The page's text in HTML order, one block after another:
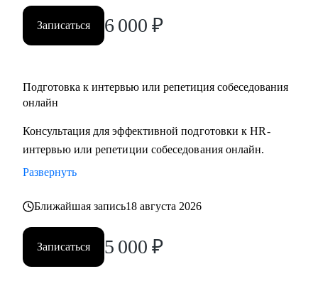
вами.
Записаться
6 000 ₽
Подготовка к интервью или репетиция собеседования
онлайн
Консультация для эффективной подготовки к HR-
интервью или репетиции собеседования онлайн.
Развернуть
Ближайшая запись18 августа 2026
Записаться 5 000 ₽